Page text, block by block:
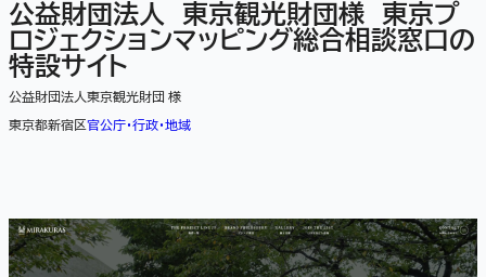
公益財団法人 東京観光財団様 東京プ
ロジェクションマッピング総合相談窓口の
特設サイト
公益財団法人東京観光財団 様
東京都新宿区官公庁・行政・地域